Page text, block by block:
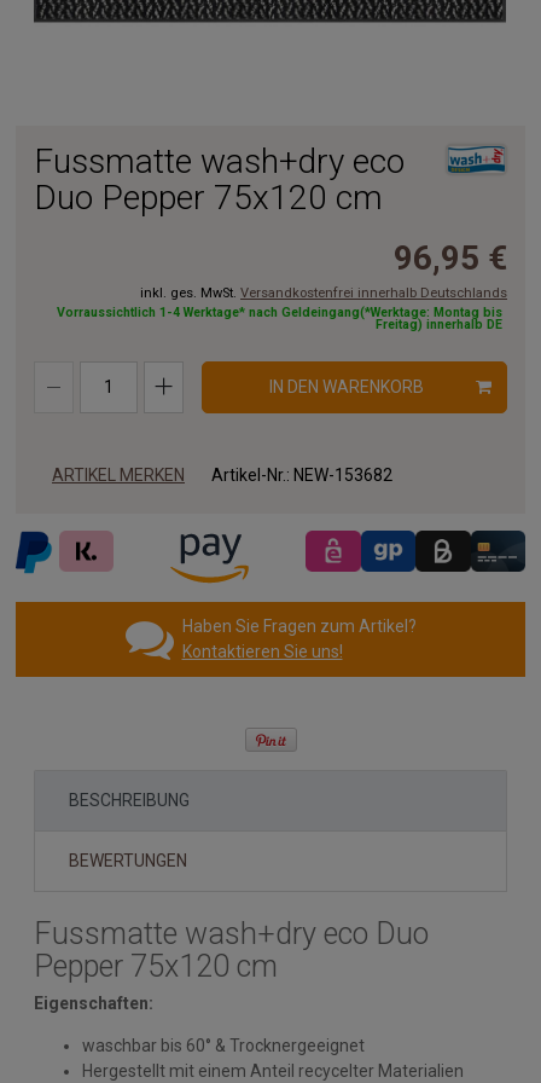
Fussmatte wash+dry eco
Duo Pepper 75x120 cm
96,95 €
inkl. ges. MwSt. Versandkostenfrei innerhalb Deutschlands
Vorraussichtlich 1-4 Werktage* nach Geldeingang(*Werktage: Montag bis
Freitag) innerhalb DE
IN DEN WARENKORB
ARTIKEL MERKEN Artikel-Nr.: NEW-153682
Haben Sie Fragen zum Artikel?
Kontaktieren Sie uns!
BESCHREIBUNG
BEWERTUNGEN
Fussmatte wash+dry eco Duo
Pepper 75x120 cm
Eigenschaften:
waschbar bis 60° & Trocknergeeignet
Hergestellt mit einem Anteil recycelter Materialien